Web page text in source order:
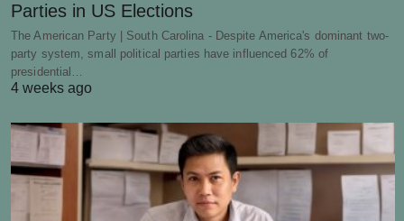
Parties in US Elections
The American Party | South Carolina - Despite America's dominant two-
party system, small political parties have influenced 62% of
presidential…
4 weeks ago